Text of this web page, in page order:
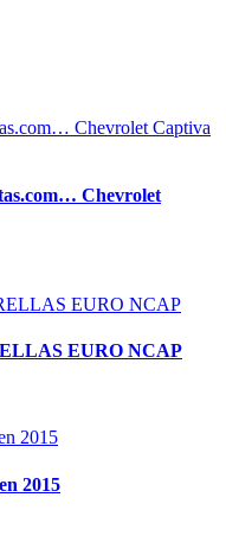
Chevrolet
EURO NCAP
2015